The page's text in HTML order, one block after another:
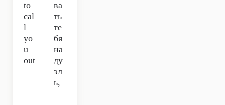
to
cal
l
yo
u
out
ва
ть
те
бя
на
ду
эл
ь,